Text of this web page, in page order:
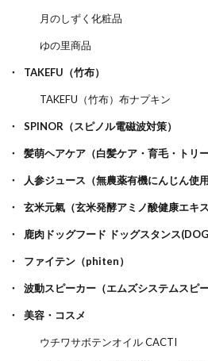
月のしずく化粧品
ゆの里商品
TAKEFU（竹布）
TAKEFU（竹布）布ナプキン
SPINOR（スピノル電磁波対策）
髪萌ヘアケア（白髪ケア・育毛・トリー
人参ジュース（無農薬有機にんじん使用
玄米元氣（玄米発酵アミノ酸健康エキス
鹿肉ドッグフード ドッグスタンス
ファイテン（phiten）
波動スピーカー（エムズシステムスピー
美容・コスメ
ウチワサボテンオイル CACTI